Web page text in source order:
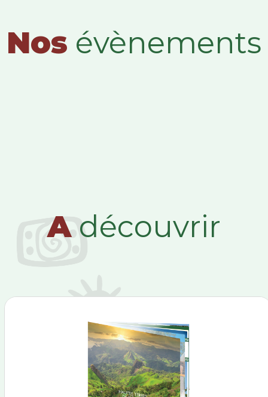
Nos évènements
Adécouvrir